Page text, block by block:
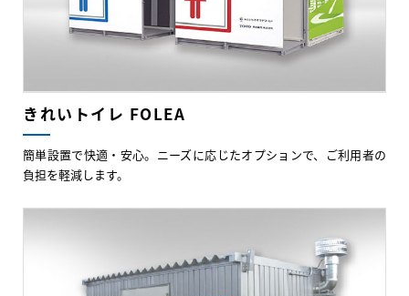
きれいトイレ FOLEA
簡単設置で快適・安心。ニーズに応じたオプションで、ご利用者の
負担を軽減します。